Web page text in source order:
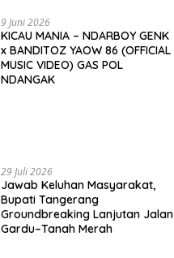
9 Juni 2026
KICAU MANIA – NDARBOY GENK
x BANDITOZ YAOW 86 (OFFICIAL
MUSIC VIDEO) GAS POL
NDANGAK
29 Juli 2026
Jawab Keluhan Masyarakat,
Bupati Tangerang
Groundbreaking Lanjutan Jalan
Gardu–Tanah Merah